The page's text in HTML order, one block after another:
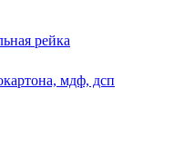
рейка
мдф, дсп